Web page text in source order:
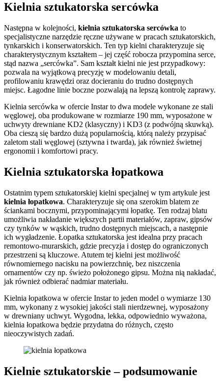
Kielnia sztukatorska sercówka
Następna w kolejności, kielnia sztukatorska sercówka to
specjalistyczne narzędzie ręczne używane w pracach sztukatorskich,
tynkarskich i konserwatorskich. Ten typ kielni charakteryzuje się
charakterystycznym kształtem – jej część robocza przypomina serce,
stąd nazwa „sercówka”. Sam kształt kielni nie jest przypadkowy:
pozwala na wyjątkową precyzję w modelowaniu detali,
profilowaniu krawędzi oraz docieraniu do trudno dostępnych
miejsc. Łagodne linie boczne pozwalają na lepszą kontrolę zaprawy.
Kielnia sercówka w ofercie Instar to dwa modele wykonane ze stali
węglowej, oba produkowane w rozmiarze 190 mm, wyposażone w
uchwyty drewniane KD2 (klasyczny) i KD3 (z podwójną skuwką).
Oba cieszą się bardzo dużą popularnością, którą należy przypisać
zaletom stali węglowej (sztywna i twarda), jak również świetnej
ergonomii i komfortowi pracy.
Kielnia sztukatorska łopatkowa
Ostatnim typem sztukatorskiej kielni specjalnej w tym artykule jest
kielnia łopatkowa. Charakteryzuje się ona szerokim blatem ze
ściankami bocznymi, przypominającymi łopatkę. Ten rodzaj blatu
umożliwia nakładanie większych partii materiałów, zapraw, gipsów
czy tynków w wąskich, trudno dostępnych miejscach, a następnie
ich wygładzenie. Łopatka sztukatorska jest idealna przy pracach
remontowo-murarskich, gdzie precyzja i dostęp do ograniczonych
przestrzeni są kluczowe. Atutem tej kielni jest możliwość
równomiernego nacisku na powierzchnię, bez niszczenia
ornamentów czy np. świeżo położonego gipsu. Można nią nakładać,
jak również odbierać nadmiar materiału.
Kielnia łopatkowa w ofercie Instar to jeden model o wymiarze 130
mm, wykonany z wysokiej jakości stali nierdzewnej, wyposażony
w drewniany uchwyt. Wygodna, lekka, odpowiednio wyważona,
kielnia łopatkowa będzie przydatna do różnych, często
nieoczywistych zadań.
Kielnie sztukatorskie – podsumowanie